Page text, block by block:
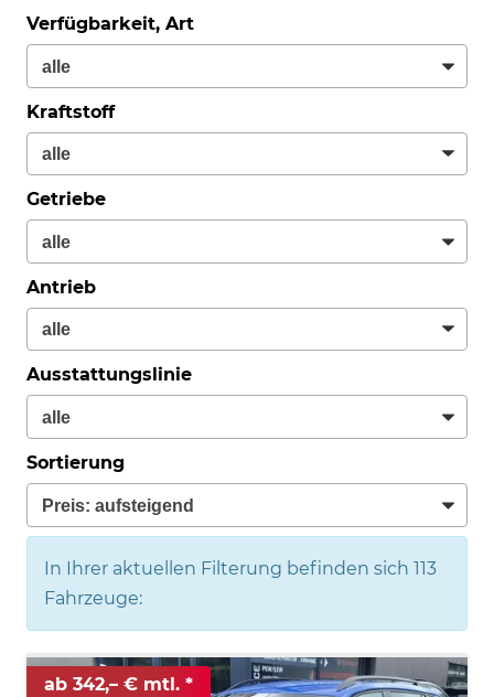
Verfügbarkeit, Art
Kraftstoff
Getriebe
Antrieb
Ausstattungslinie
Sortierung
In Ihrer aktuellen Filterung befinden sich 113
Fahrzeuge:
ab 342,– € mtl.